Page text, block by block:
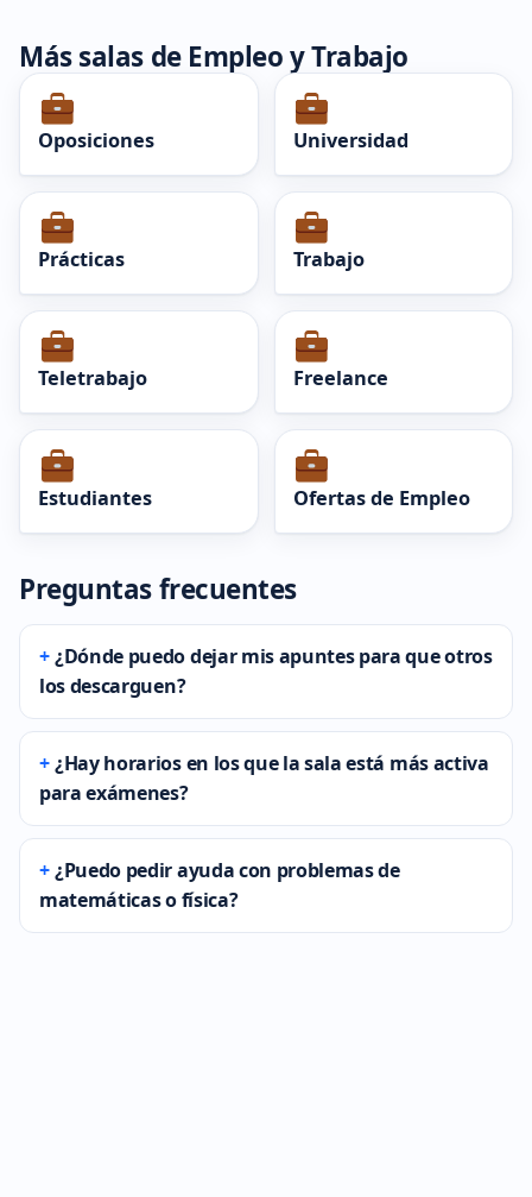
Más salas de Empleo y Trabajo
Oposiciones Universidad
Prácticas Trabajo
Teletrabajo Freelance
Estudiantes Ofertas de Empleo
Preguntas frecuentes
¿Dónde puedo dejar mis apuntes para que otros
los descarguen?
¿Hay horarios en los que la sala está más activa
para exámenes?
¿Puedo pedir ayuda con problemas de
matemáticas o física?